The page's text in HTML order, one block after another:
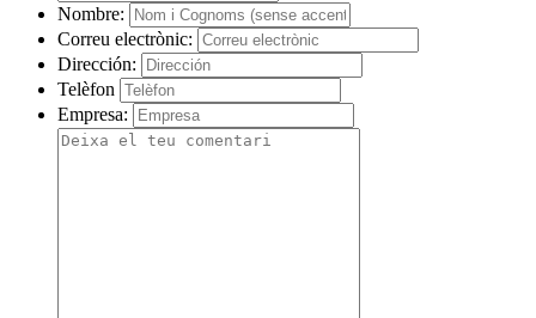
Nombre:
Correu electrònic:
Dirección:
Telèfon
Empresa: